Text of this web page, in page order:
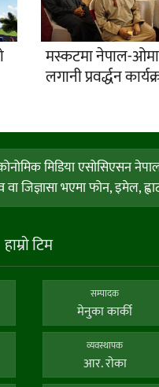
मस्कटमा नेपाल-
लगानी प्रवर्द्धन
मिडिया एसोसिएसन
भएमा फोन, इमेल,
हाम्राे टिम
सम्पादक
मेनुका कार्की
व्यवस्थापक
आर. राेका